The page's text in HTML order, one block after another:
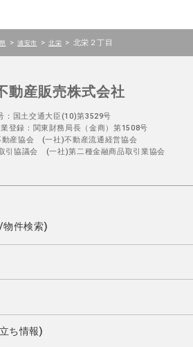
> 浦安市 > 北栄 > 北栄２丁目
動産販売株式会社
：国土交通大臣(10)第3529号
登録：関東財務局長（金商）第1508号
動産協会 (一社)不動産流通経営協会
引協議会 (一社)第二種金融商品取引業協会
物件検索)
ち情報)